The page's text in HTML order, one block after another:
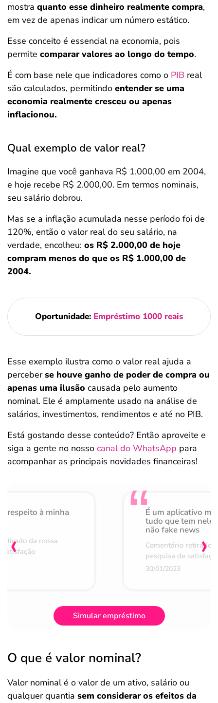
mostra quanto esse dinheiro realmente compra,
em vez de apenas indicar um número estático.
Esse conceito é essencial na economia, pois
permite comparar valores ao longo do tempo.
É com base nele que indicadores como o PIB real
são calculados, permitindo entender se uma
economia realmente cresceu ou apenas
inflacionou.
Qual exemplo de valor real?
Imagine que você ganhava R$ 1.000,00 em 2004,
e hoje recebe R$ 2.000,00. Em termos nominais,
seu salário dobrou.
Mas se a inflação acumulada nesse período foi de
120%, então o valor real do seu salário, na
verdade, encolheu: os R$ 2.000,00 de hoje
compram menos do que os R$ 1.000,00 de
2004.
Oportunidade: Empréstimo 1000 reais
Esse exemplo ilustra como o valor real ajuda a
perceberse houve ganho de poder de compra ou
apenas uma ilusão causada pelo aumento
nominal. Ele é amplamente usado na análise de
salários, investimentos, rendimentos e até no PIB.
Está gostando desse conteúdo? Então aproveite e
siga a gente no nosso canal do WhatsApp para
acompanhar as principais novidades financeiras!
respeito à minha
da nossa
É um aplicativo
tudo que tem nele
não fake news
Comentário retirado
pesquisa de
30/01/2023
‹ ›
Simular empréstimo
O que é valor nominal?
Valor nominal é o valor de um ativo, salário ou
qualquer quantia sem considerar os efeitos da